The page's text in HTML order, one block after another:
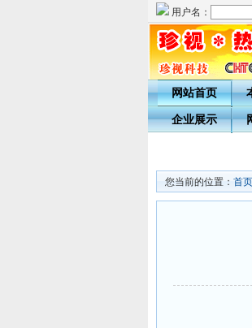
用户名：
网站首页
企业展示
您当前的位置： 首页